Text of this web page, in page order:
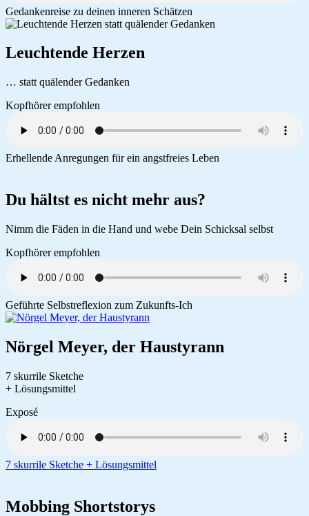
Gedankenreise zu deinen inneren Schätzen
Leuchtende Herzen
… statt quälender Gedanken
Kopfhörer empfohlen
Erhellende Anregungen für ein angstfreies Leben
Du hältst es nicht mehr aus?
Nimm die Fäden in die Hand und webe Dein Schicksal selbst
Kopfhörer empfohlen
Geführte Selbstreflexion zum Zukunfts-Ich
Nörgel Meyer, der Haustyrann
7 skurrile Sketche
+ Lösungsmittel
Exposé
7 skurrile Sketche + Lösungsmittel
Mobbing Shortstorys